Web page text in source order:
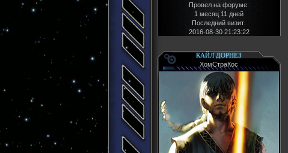
Провел на форуме:
1 месяц 11 дней
Последний визит:
2016-08-30 21:23:22
КАЙЛ ДОРНЕЗ
ХомСтраКос